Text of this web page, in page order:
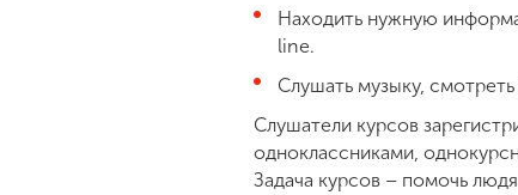
Находить нужную
line.
Слушать музыку,
Слушатели курсов
одноклассниками,
Задача курсов – помочь